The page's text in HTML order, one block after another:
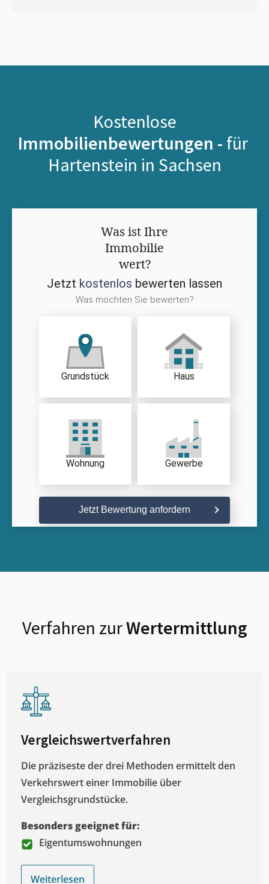
Kostenlose
Immobilienbewertungen - für
Hartenstein in Sachsen
Was ist Ihre
Immobilie
wert?
Jetzt kostenlos bewerten lassen
Was möchten Sie bewerten?
Grundstück Haus
Wohnung Gewerbe
Jetzt Bewertung anfordern
Verfahren zurWertermittlung
Vergleichswertverfahren
Die präziseste der drei Methoden ermittelt den
Verkehrswert einer Immobilie über
Vergleichsgrundstücke.
Besonders geeignet für:
Eigentumswohnungen
Weiterlesen